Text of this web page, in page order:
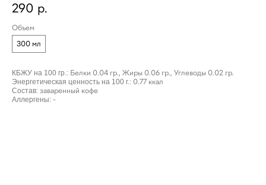
290 р.
Объем
300 мл
КБЖУ на 100 гр.: Белки 0.04 гр., Жиры 0.06 гр., Углеводы 0.02 гр.
Энергетическая ценность на 100 г.: 0.77 ккал
Состав: заваренный кофе
Аллергены: -